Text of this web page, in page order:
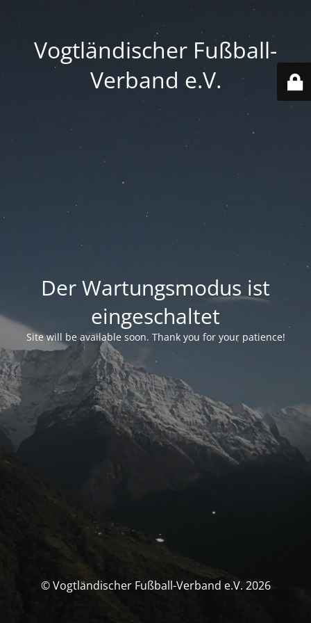
Vogtländischer Fußball-
Verband e.V.
Der Wartungsmodus ist
eingeschaltet
Site will be available soon. Thank you for your patience!
© Vogtländischer Fußball-Verband e.V. 2026